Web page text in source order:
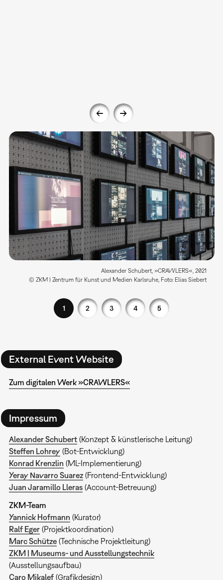
Alexander Schubert, »CRAWLERS«, 2021
© ZKM | Zentrum für Kunst und Medien Karlsruhe, Foto: Elias Siebert
1 2 3 4 5
External Event Website
Zum digitalen Werk »CRAWLERS«
Impressum
Alexander Schubert(Konzept & künstlerische Leitung)
Steffen Lohrey(Bot-Entwicklung)
Konrad Krenzlin (ML-Implementierung)
Yeray Navarro Suarez(Frontend-Entwicklung)
Juan Jaramillo Lleras(Account-Betreuung)
ZKM-Team
Yannick Hofmann (Kurator)
Ralf Eger(Projektkoordination)
Marc Schütze(Technische Projektleitung)
ZKM | Museums- und Ausstellungstechnik
(Ausstellungsaufbau)
Caro Mikalef(Grafikdesign)